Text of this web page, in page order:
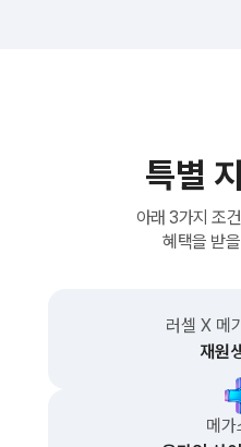
특별
아래 3가지 조
혜택을 받
러셀 X 메
재원
메가